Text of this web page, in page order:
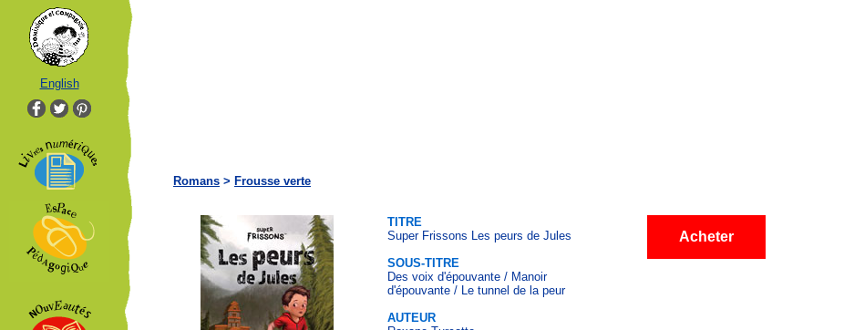
English
Romans > Frousse verte
TITRE
Super Frissons Les peurs de Jules
SOUS-TITRE
Des voix d'épouvante / Manoir
d'épouvante / Le tunnel de la peur
AUTEUR
Acheter